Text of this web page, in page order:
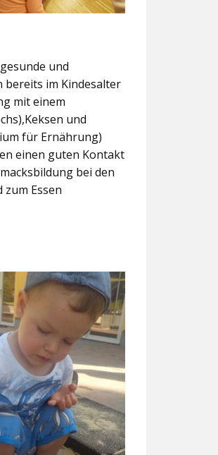
und
im Kindesalter
mit einem
und
für Ernährung)
einen guten Kontakt
bei den
Essen